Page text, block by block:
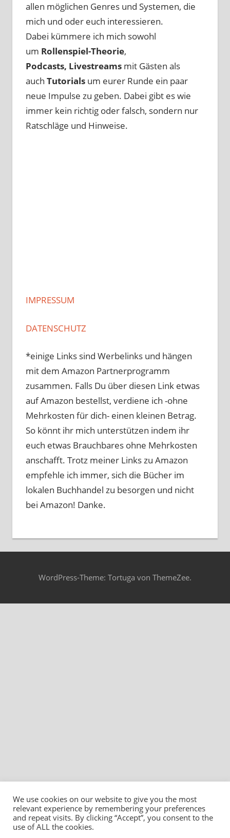
allen möglichen Genres und Systemen, die
mich und oder euch interessieren.
Dabei kümmere ich mich sowohl
um Rollenspiel-Theorie,
Podcasts, Livestreams mit Gästen als
auch Tutorials um eurer Runde ein paar
neue Impulse zu geben. Dabei gibt es wie
immer kein richtig oder falsch, sondern nur
Ratschläge und Hinweise.
IMPRESSUM
DATENSCHUTZ
*einige Links sind Werbelinks und hängen
mit dem Amazon Partnerprogramm
zusammen. Falls Du über diesen Link etwas
auf Amazon bestellst, verdiene ich -ohne
Mehrkosten für dich- einen kleinen Betrag.
So könnt ihr mich unterstützen indem ihr
euch etwas Brauchbares ohne Mehrkosten
anschafft. Trotz meiner Links zu Amazon
empfehle ich immer, sich die Bücher im
lokalen Buchhandel zu besorgen und nicht
bei Amazon! Danke.
WordPress-Theme: Tortuga von ThemeZee.
We use cookies on our website to give you the most
relevant experience by remembering your preferences
and repeat visits. By clicking “Accept”, you consent to the
use of ALL the cookies.